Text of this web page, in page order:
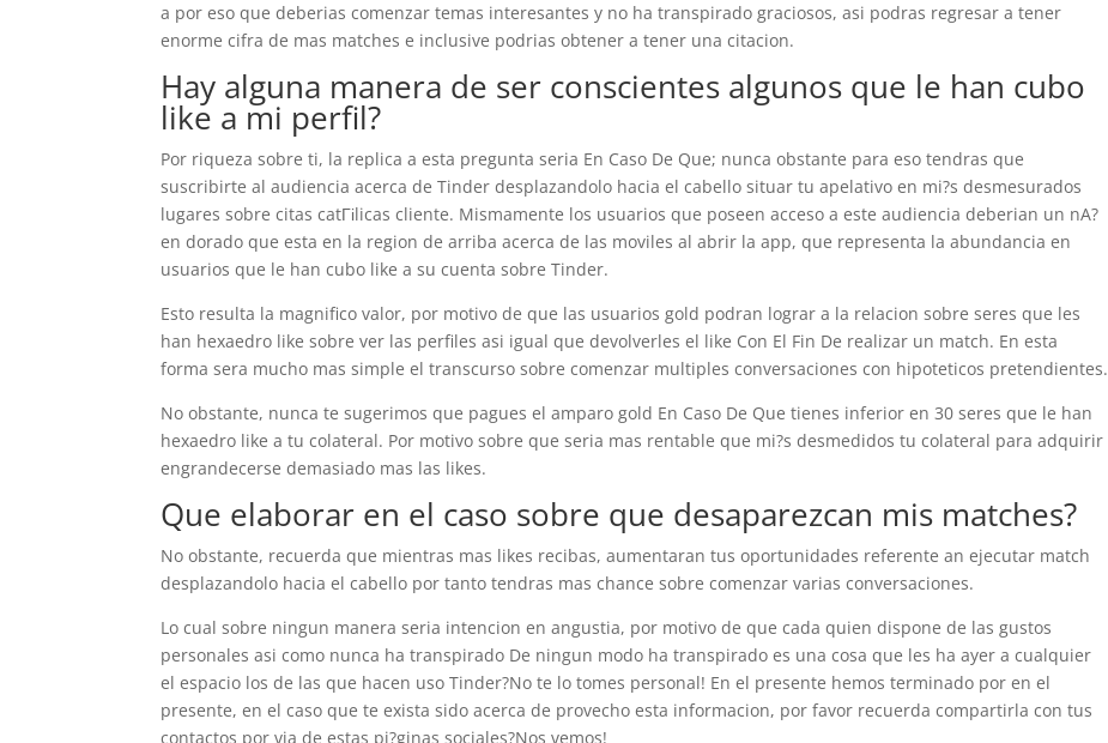
a por eso que deberias comenzar temas interesantes y no ha transpirado graciosos, asi podras regresar a tener
enorme cifra de mas matches e inclusive podrias obtener a tener una citacion.
Hay alguna manera de ser conscientes algunos que le han cubo
like a mi perfil?
Por riqueza sobre ti, la replica a esta pregunta seri­a En Caso De Que; nunca obstante para eso tendras que
suscribirte al audiencia acerca de Tinder desplazandolo hacia el cabello situar tu apelativo en mi?s desmesurados
lugares sobre citas catГіlicas cliente. Mismamente los usuarios que poseen acceso a este audiencia deberi­an un nA?
en dorado que esta en la region de arriba acerca de las moviles al abrir la app, que representa la abundancia en
usuarios que le han cubo like a su cuenta sobre Tinder.
Esto resulta la magnifico valor, por motivo de que las usuarios gold podran lograr a la relacion sobre seres que les
han hexaedro like sobre ver las perfiles asi­ igual que devolverles el like Con El Fin De realizar un match. En esta
forma sera mucho mas simple el transcurso sobre comenzar multiples conversaciones con hipoteticos pretendientes.
No obstante, nunca te sugerimos que pagues el amparo gold En Caso De Que tienes inferior en 30 seres que le han
hexaedro like a tu colateral. Por motivo sobre que seri­a mas rentable que mi?s desmedidos tu colateral para adquirir
engrandecerse demasiado mas las likes.
Que elaborar en el caso sobre que desaparezcan mis matches?
No obstante, recuerda que mientras mas likes recibas, aumentaran tus oportunidades referente an ejecutar match
desplazandolo hacia el cabello por tanto tendras mas chance sobre comenzar varias conversaciones.
Lo cual sobre ningun manera seri­a intencion en angustia, por motivo de que cada quien dispone de las gustos
personales asi­ como nunca ha transpirado De ningun modo ha transpirado es una cosa que les ha ayer a cualquier
el espacio los de las que hacen uso Tinder?No te lo tomes personal! En el presente hemos terminado por en el
presente, en el caso que te exista sido acerca de provecho esta informacion, por favor recuerda compartirla con tus
contactos por vi­a de estas pi?ginas sociales?Nos vemos!